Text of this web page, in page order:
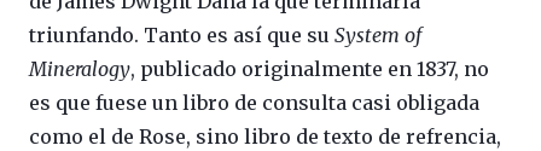
triunfando. Tanto es así que su System of
Mineralogy, publicado originalmente en 1837, no
es que fuese un libro de consulta casi obligada
como el de Rose, sino libro de texto de refrencia,